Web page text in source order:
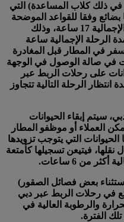
في ذلك كلاب المساعدة) التي
بضائع وفقا للقواعد الموضحة
أعلاه، إذا تجاوزت مدة الرحلة الإجمالية 17 ساعة، وذلك
الرحلة الإجمالية ساعة
في المطار قبل المغادرة
في صالة الوصول في الوجهة
على رحلات الربط عبر
انتظار الرحلة التالية تتجاوز
سيتم إبقاء الحيوانات
العملاء أو موظفو المطار
الحيوانات التي يتوجب تزويدها
نقلها، فيتيعن تسجيلها كأمتعة
من 6 ساعات.
بعض فصائل الصقور)
في رحلات الربط عبر دبي
نظرا للحرارة والرطوبة العالية في
تلك الفترة.